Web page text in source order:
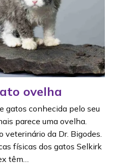
ovelha
gatos conhecida pelo seu
parece uma ovelha.
veterinário da Dr. Bigodes.
físicas dos gatos Selkirk
têm…